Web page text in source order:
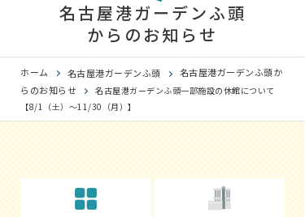
名古屋港ガーデンふ頭
からのお知らせ
ホーム 名古屋港ガーデンふ頭
名古屋港ガーデンふ頭か
らのお知らせ
名古屋港ガーデンふ頭一部施設の休館について
【8/1（土）～11/30（月）】